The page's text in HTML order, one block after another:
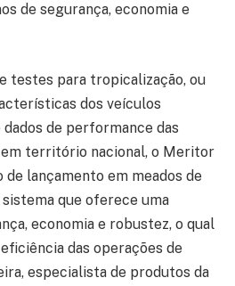
de segurança, economia e
testes para tropicalização, ou
dos veículos
de performance das
território nacional, o Meritor
lançamento em meados de
que oferece uma
economia e robustez, o qual
das operações de
especialista de produtos da